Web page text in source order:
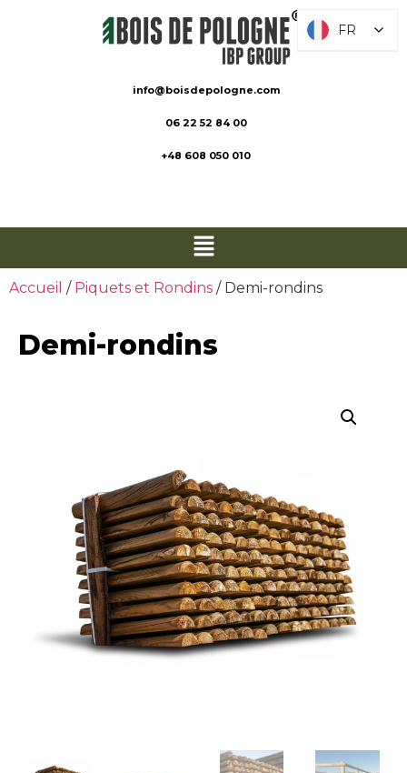
info@boisdepologne.com
06 22 52 84 00
+48 608 050 010
Accueil / Piquets et Rondins / Demi-rondins
Demi-rondins
FR
FR